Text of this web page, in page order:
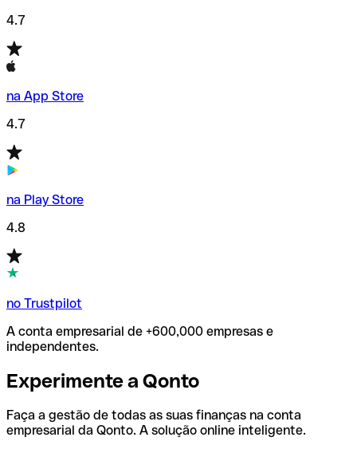
4.7
na App Store
4.7
na Play Store
4.8
no Trustpilot
A conta empresarial de +600,000 empresas e
independentes.
Experimente a Qonto
Faça a gestão de todas as suas finanças na conta
empresarial da Qonto. A solução online inteligente.